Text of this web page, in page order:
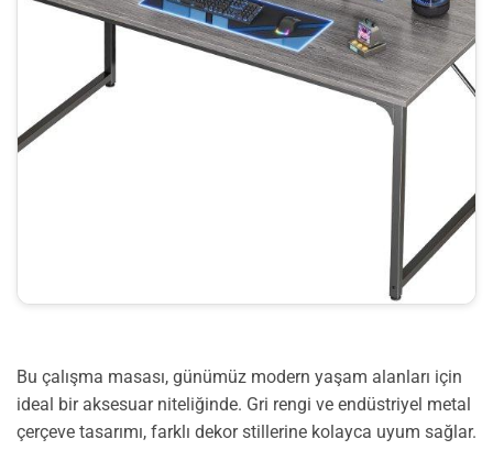
Bu çalışma masası, günümüz modern yaşam alanları için
ideal bir aksesuar niteliğinde. Gri rengi ve endüstriyel metal
çerçeve tasarımı, farklı dekor stillerine kolayca uyum sağlar.